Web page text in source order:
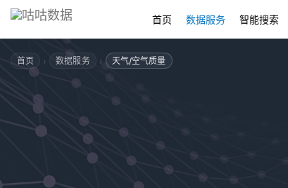
首页 数据服务 智能搜索
首页 › 数据服务 › 天气/空气质量